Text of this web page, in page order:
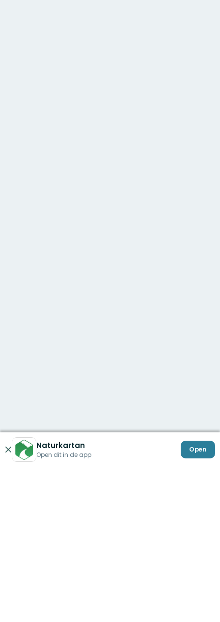
Sluiten
Naturkartan
Open dit in de app
Open